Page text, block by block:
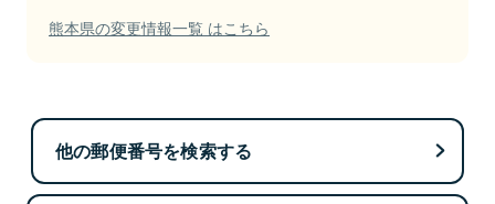
熊本県の変更情報一覧 はこちら
他の郵便番号を検索する